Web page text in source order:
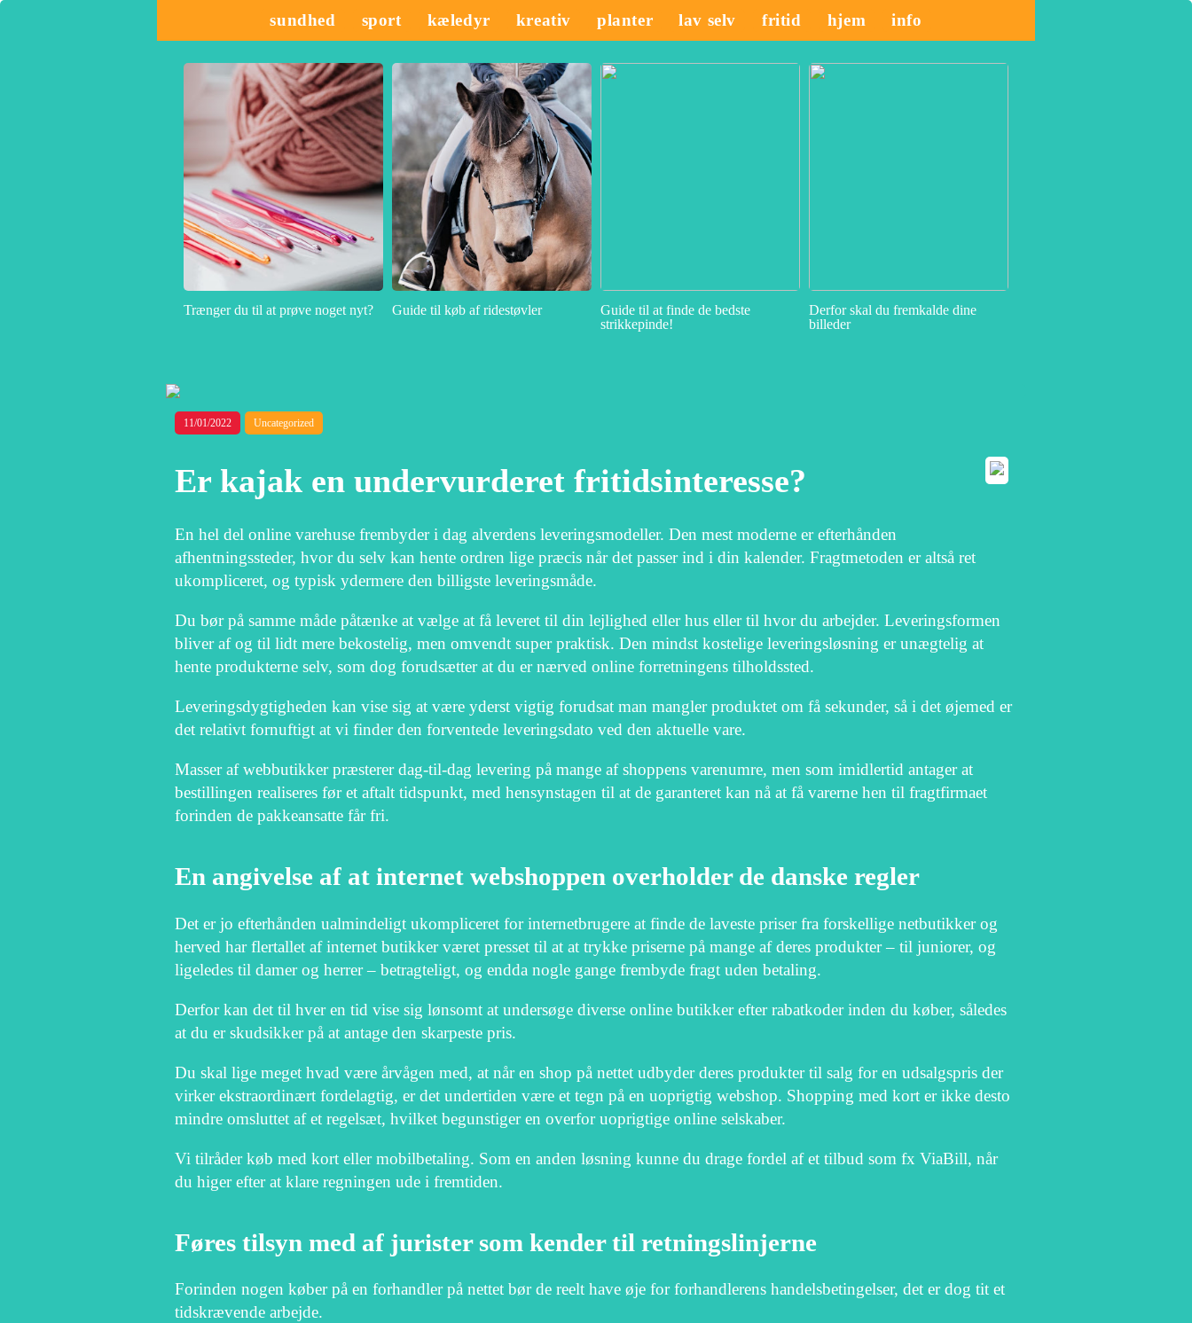
sundhed sport kæledyr kreativ planter lav selv fritid hjem info
Trænger du til at prøve noget nyt? Guide til køb af ridestøvler
Guide til at finde de bedste
strikkepinde!
Derfor skal du fremkalde dine
billeder
11/01/2022 Uncategorized
Er kajak en undervurderet fritidsinteresse?
En hel del online varehuse frembyder i dag alverdens leveringsmodeller. Den mest moderne er efterhånden
afhentningssteder, hvor du selv kan hente ordren lige præcis når det passer ind i din kalender. Fragtmetoden er altså ret
ukompliceret, og typisk ydermere den billigste leveringsmåde.
Du bør på samme måde påtænke at vælge at få leveret til din lejlighed eller hus eller til hvor du arbejder. Leveringsformen
bliver af og til lidt mere bekostelig, men omvendt super praktisk. Den mindst kostelige leveringsløsning er unægtelig at
hente produkterne selv, som dog forudsætter at du er nærved online forretningens tilholdssted.
Leveringsdygtigheden kan vise sig at være yderst vigtig forudsat man mangler produktet om få sekunder, så i det øjemed er
det relativt fornuftigt at vi finder den forventede leveringsdato ved den aktuelle vare.
Masser af webbutikker præsterer dag-til-dag levering på mange af shoppens varenumre, men som imidlertid antager at
bestillingen realiseres før et aftalt tidspunkt, med hensynstagen til at de garanteret kan nå at få varerne hen til fragtfirmaet
forinden de pakkeansatte får fri.
En angivelse af at internet webshoppen overholder de danske regler
Det er jo efterhånden ualmindeligt ukompliceret for internetbrugere at finde de laveste priser fra forskellige netbutikker og
herved har flertallet af internet butikker været presset til at at trykke priserne på mange af deres produkter – til juniorer, og
ligeledes til damer og herrer – betragteligt, og endda nogle gange frembyde fragt uden betaling.
Derfor kan det til hver en tid vise sig lønsomt at undersøge diverse online butikker efter rabatkoder inden du køber, således
at du er skudsikker på at antage den skarpeste pris.
Du skal lige meget hvad være årvågen med, at når en shop på nettet udbyder deres produkter til salg for en udsalgspris der
virker ekstraordinært fordelagtig, er det undertiden være et tegn på en uoprigtig webshop. Shopping med kort er ikke desto
mindre omsluttet af et regelsæt, hvilket begunstiger en overfor uoprigtige online selskaber.
Vi tilråder køb med kort eller mobilbetaling. Som en anden løsning kunne du drage fordel af et tilbud som fx ViaBill, når
du higer efter at klare regningen ude i fremtiden.
Føres tilsyn med af jurister som kender til retningslinjerne
Forinden nogen køber på en forhandler på nettet bør de reelt have øje for forhandlerens handelsbetingelser, det er dog tit et
tidskrævende arbejde.